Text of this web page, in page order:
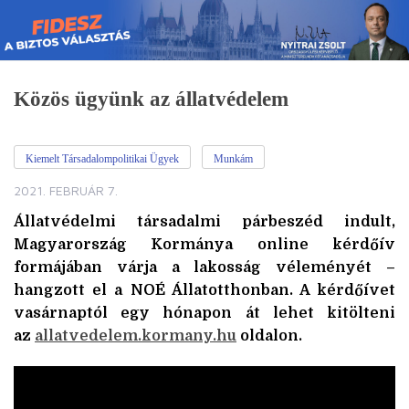
Skip
to
content
Közös ügyünk az állatvédelem
Kiemelt Társadalompolitikai Ügyek Munkám
2021. FEBRUÁR 7.
Állatvédelmi társadalmi párbeszéd indult,
Magyarország Kormánya online kérdőív
formájában várja a lakosság véleményét –
hangzott el a NOÉ Állatotthonban. A kérdőívet
vasárnaptól egy hónapon át lehet kitölteni
az allatvedelem.kormany.hu oldalon.